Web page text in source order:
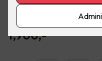
kombinasjonsplater.
1,900,-